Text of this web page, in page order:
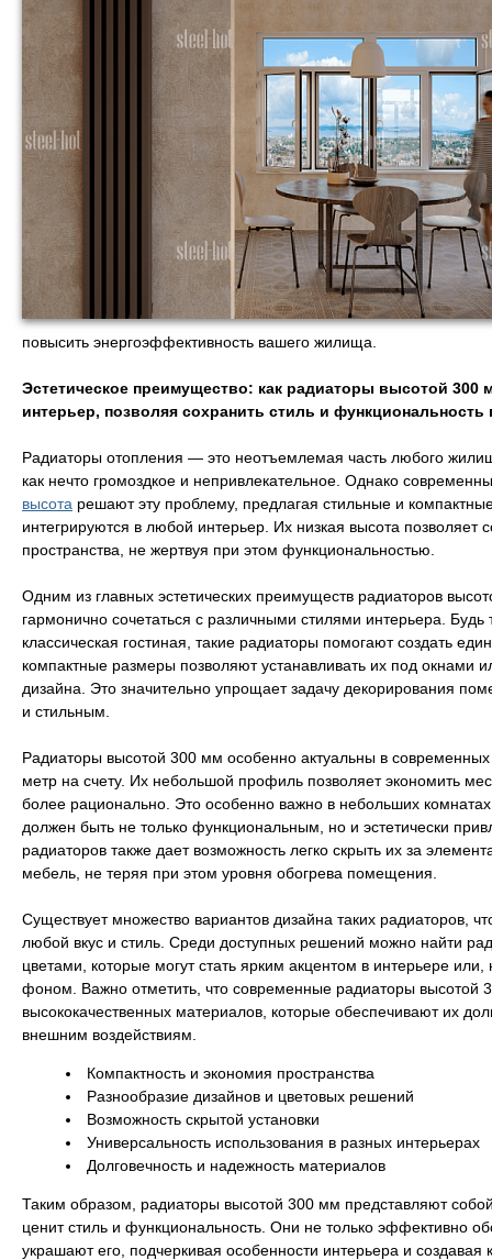
повысить энергоэффективность вашего жилища.
Эстетическое преимущество: как радиаторы высотой 300
интерьер, позволяя сохранить стиль и
Радиаторы отопления — это неотъемлемая часть любого
как нечто громоздкое и непривлекательное. Однако
высота решают эту проблему, предлагая стильные и
интегрируются в любой интерьер. Их низкая высота позволяет
пространства, не жертвуя при этом функциональностью.
Одним из главных эстетических преимуществ радиаторов
гармонично сочетаться с различными стилями интерьера.
классическая гостиная, такие радиаторы помогают создать
компактные размеры позволяют устанавливать их под окнами
дизайна. Это значительно упрощает задачу декорирования
и стильным.
Радиаторы высотой 300 мм особенно актуальны в современных
метр на счету. Их небольшой профиль позволяет экономить
более рационально. Это особенно важно в небольших
должен быть не только функциональным, но и эстетически
радиаторов также дает возможность легко скрыть их за
мебель, не теряя при этом уровня обогрева помещения.
Существует множество вариантов дизайна таких радиаторов,
любой вкус и стиль. Среди доступных решений можно найти
цветами, которые могут стать ярким акцентом в интерьере или,
фоном. Важно отметить, что современные радиаторы высотой
высококачественных материалов, которые обеспечивают их
внешним воздействиям.
Компактность и экономия пространства
Разнообразие дизайнов и цветовых решений
Возможность скрытой установки
Универсальность использования в разных интерьерах
Долговечность и надежность материалов
Таким образом, радиаторы высотой 300 мм представляют
ценит стиль и функциональность. Они не только эффективно
украшают его, подчеркивая особенности интерьера и